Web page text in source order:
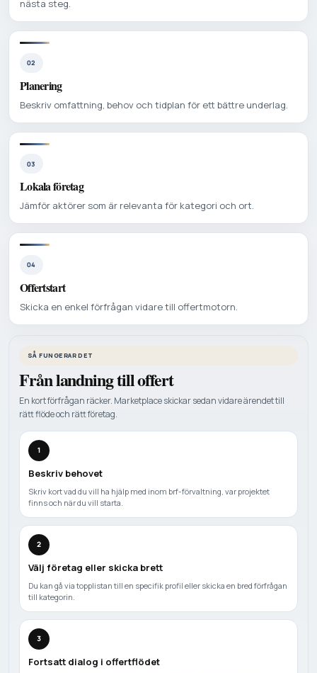
nästa steg.
02
Planering
Beskriv omfattning, behov och tidplan för ett bättre underlag.
03
Lokala företag
Jämför aktörer som är relevanta för kategori och ort.
04
Offertstart
Skicka en enkel förfrågan vidare till offertmotorn.
SÅ FUNGERAR DET
Från landning till offert
En kort förfrågan räcker. Marketplace skickar sedan vidare ärendet till
rätt flöde och rätt företag.
1
Beskriv behovet
Skriv kort vad du vill ha hjälp med inom brf-förvaltning, var projektet
finns och när du vill starta.
2
Välj företag eller skicka brett
Du kan gå via topplistan till en specifik profil eller skicka en bred förfrågan
till kategorin.
3
Fortsatt dialog i offertflödet